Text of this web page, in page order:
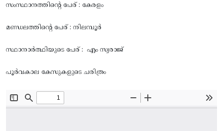
സംസ്ഥാനത്തിന്റെ പേര് : കേരളം
മണ്ഡലത്തിന്റെ പേര് : നിലമ്പൂർ
സ്ഥാനാർത്ഥിയുടെ പേര് : എം സ്വരാജ്
പൂർവകാല കേസുകളുടെ ചരിത്രം